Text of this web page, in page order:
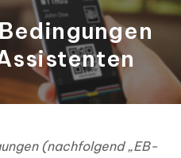
(nachfolgend „EB-